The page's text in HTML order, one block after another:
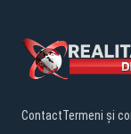
ContactTermeni și